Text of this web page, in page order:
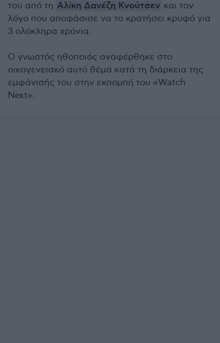
του από τη Αλίκη Δανέζη Κνούτσεν και τον
λόγο που αποφάσισε να το κρατήσει κρυφό για
3 ολόκληρα χρόνια.
Ο γνωστός ηθοποιός αναφέρθηκε στο
οικογενειακό αυτό θέμα κατά τη διάρκεια της
εμφάνισής του στην εκπομπή του «Watch
Next».